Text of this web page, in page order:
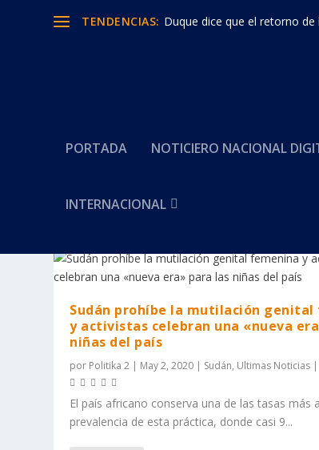
TENDENCIAS: Duque dice que el retorno de
PORTADA NOTICIERO NACIONAL
INTERNACIONAL
Sudán prohíbe la mutilación genital
y activistas celebran una «nueva
niñas del país
por Politika 2 | May 2, 2020 | Sudán, Ultimas Noticias |
El país africano conserva una de las tasas más
prevalencia de esta práctica, donde casi 9...